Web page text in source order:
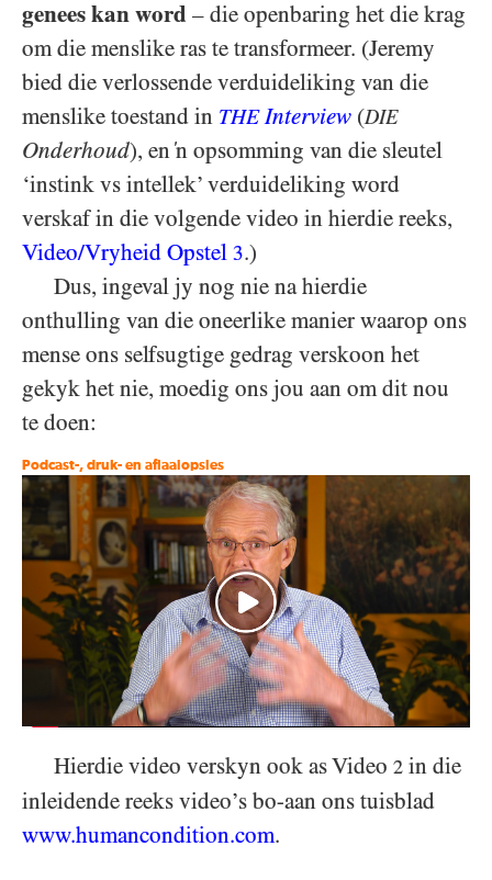
genees kan word – die openbaring het die krag
om die menslike ras te transformeer. (Jeremy
bied die verlossende verduideliking van die
menslike toestand in THEInterview (DIE
Onderhoud), en ‘n opsomming van die sleutel
‘instink vs intellek’ verduideliking word
verskaf in die volgende video in hierdie reeks,
Video/​Vryheid Opstel 3.)
Dus, ingeval jy nog nie na hierdie
onthulling van die oneerlike manier waarop ons
mense ons selfsugtige gedrag verskoon het
gekyk het nie, moedig ons jou aan om dit nou
te doen:
Podcast-, druk- en aflaaiopsies
Hierdie video verskyn ook as Video 2 in die
inleidende reeks video’s bo-aan ons tuisblad
www.humancondition.com.